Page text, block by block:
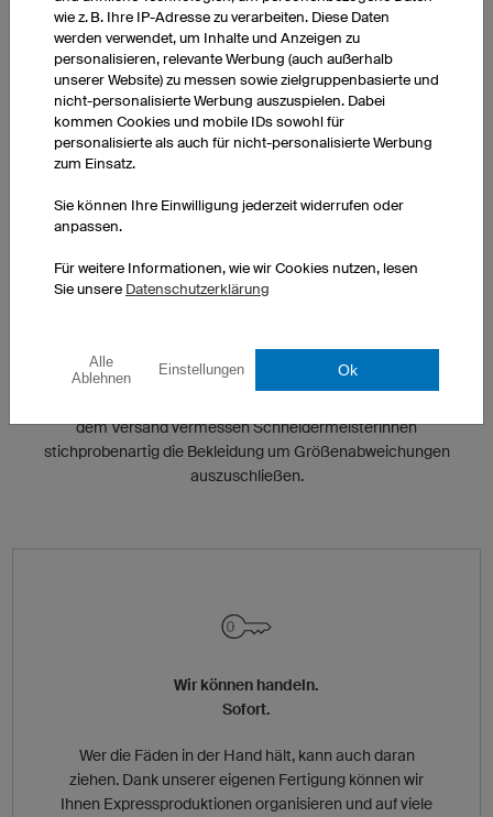
Die Qualität unserer Produkte wird während des gesamten
dem Versand vermessen Schneidermeisterinnen
stichprobenartig die Bekleidung um Größenabweichungen
auszuschließen.
Wir können handeln.
Sofort.
Wer die Fäden in der Hand hält, kann auch daran
ziehen. Dank unserer eigenen Fertigung können wir
Ihnen Expressproduktionen organisieren und auf viele
wie z. B. Ihre IP-Adresse zu verarbeiten. Diese Daten
werden verwendet, um Inhalte und Anzeigen zu
personalisieren, relevante Werbung (auch außerhalb
unserer Website) zu messen sowie zielgruppenbasierte und
nicht-personalisierte Werbung auszuspielen. Dabei
kommen Cookies und mobile IDs sowohl für
personalisierte als auch für nicht-personalisierte Werbung
zum Einsatz.
Sie können Ihre Einwilligung jederzeit widerrufen oder
anpassen.
Für weitere Informationen, wie wir Cookies nutzen, lesen
Sie unsere Datenschutzerklärung
Alle
Ablehnen
Einstellungen Ok